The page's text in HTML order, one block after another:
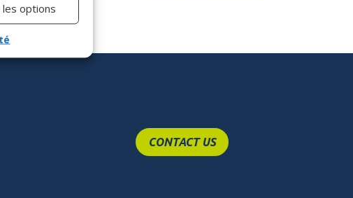
options
CONTACT US